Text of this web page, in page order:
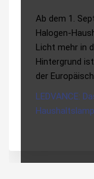
Ab dem 1.
Halogen-
Licht mehr in
Hintergrund
der
LEDVANCE: